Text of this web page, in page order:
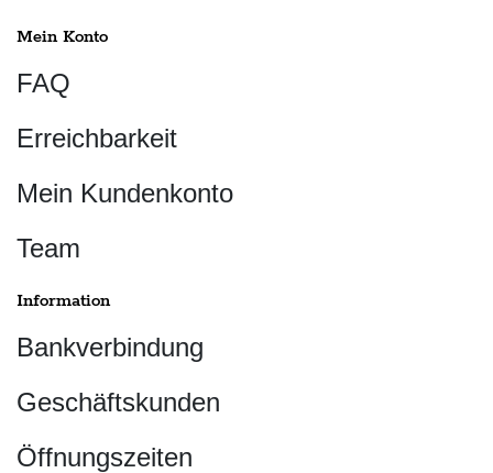
Mein Konto
FAQ
Erreichbarkeit
Mein Kundenkonto
Team
Information
Bankverbindung
Geschäftskunden
Öffnungszeiten